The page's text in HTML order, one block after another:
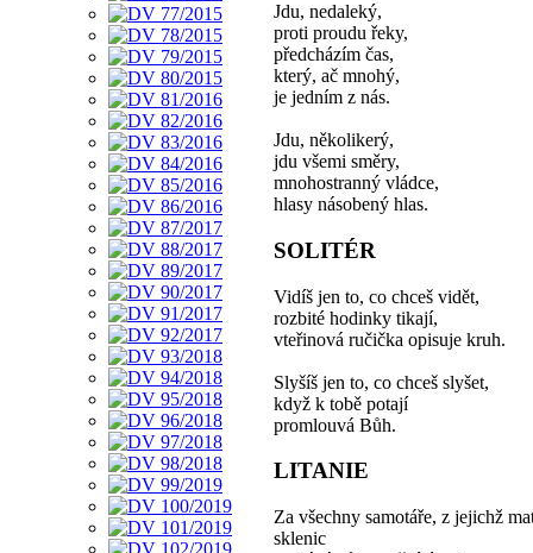
Jdu, nedaleký,
proti proudu řeky,
předcházím čas,
který, ač mnohý,
je jedním z nás.
Jdu, několikerý,
jdu všemi směry,
mnohostranný vládce,
hlasy násobený hlas.
SOLITÉR
Vidíš jen to, co chceš vidět,
rozbité hodinky tikají,
vteřinová ručička opisuje kruh.
Slyšíš jen to, co chceš slyšet,
když k tobě potají
promlouvá Bůh.
LITANIE
Za všechny samotáře, z jejichž
sklenic